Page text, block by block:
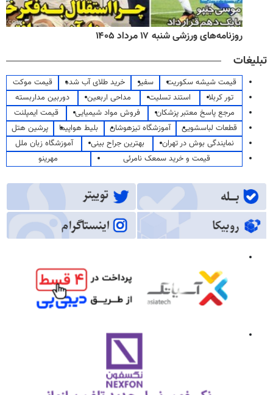
روزنامه‌های ورزشی شنبه ۱۷ مرداد ۱۴۰۵
تبلیغات
قیمت شیشه سکوریت سفیر خرید طلای آب شده
قیمت موکت
تور کربلا
استند تسلیت مداحی اربعین
دوربین مداربسته
مرجع پاسخ معتبر پزشکان
فروش مواد شیمیایی
قیمت ایمپلنت
قطعات لباسشویی
آموزشگاه تیزهوشان بلیط هواپیما
پرشین هتل
نمایندگی بوش در تهران
بهترین جراح بینی
آموزشگاه زبان ملل
قیمت و خرید سمعک نامرئی
مهرینو